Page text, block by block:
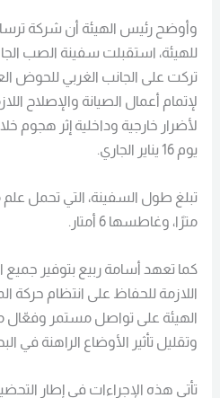
وأوضح رئيس الهيئة أن شركة
لإتمام أعمال الصيانة والإصلاح
لأضرار خارجية وداخلية إثر هجوم
يوم 16 يناير الجاري.
مترًا، وغاطسها 6 أمتار.
كما تعهد أسامة ربيع بتوفير جميع
اللازمة للحفاظ على انتظام حركة
الهيئة على تواصل مستمر وفعّال
وتقليل تأثير الأوضاع الراهنة في
تأتي هذه الإجراءات في إطار